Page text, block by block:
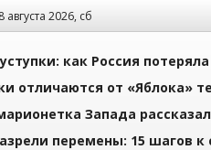
августа 2026, сб
как Россия
отличаются от «Яблока»
Запада
перемены: 15 шагов